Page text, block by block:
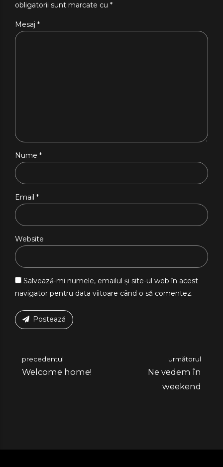
obligatorii sunt marcate cu *
Mesaj *
Nume *
Email *
Website
Salvează-mi numele, emailul și site-ul web în acest
navigator pentru data viitoare când o să comentez.
Postează
precedentul
Welcome home!
următorul
Ne vedem în
weekend